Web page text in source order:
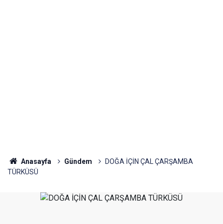
Anasayfa Gündem
DOĞA İÇİN ÇAL ÇARŞAMBA
TÜRKÜSÜ